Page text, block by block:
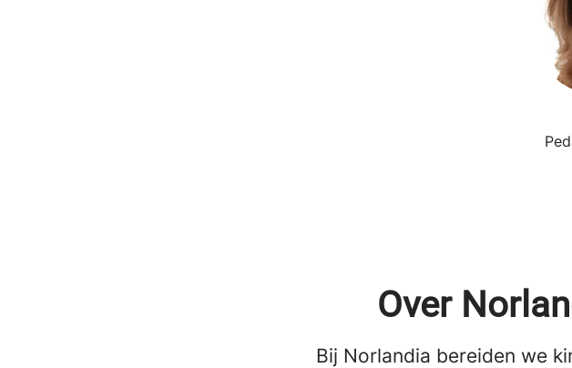
Over
Bij Norlandia bereiden we